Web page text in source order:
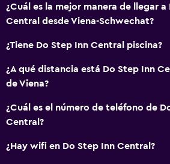
Servicios y facilidades
Check-in/check-out privado
Accesibilidad y adecuación
Para no fumadores
Almohada sin plumas
¿Cuál es la mejor manera de llegar a
Central desde Viena-Schwechat?
¿Tiene Do Step Inn Central piscina?
¿A qué distancia está Do Step Inn
de Viena?
¿Cuál es el número de teléfono de
Central?
¿Hay wifi en Do Step Inn Central?